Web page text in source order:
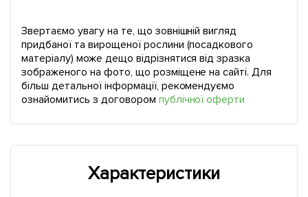
Звертаємо увагу на те, що зовнішній вигляд
придбаної та вирощеної рослини (посадкового
матеріалу) може дещо відрізнятися від зразка
зображеного на фото, що розміщене на сайті. Для
більш детальної інформації, рекомендуємо
ознайомитись з договором публічної оферти
Характеристики